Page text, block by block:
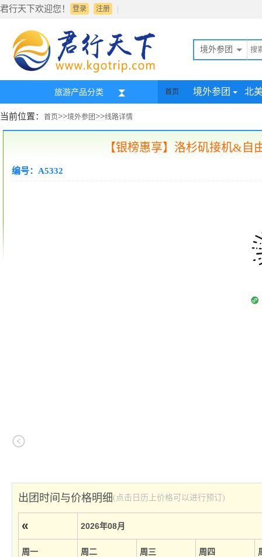
君行天下欢迎您！ 登录 |
注册
境外参团
旅游产品分类 首页 境外参团 北
当前位置： 首页>>境外参团>>线路详情
【银榜惠享】洛杉矶接机&
编号：A5332
出团时间与价格明细(点击日历上价格可以进行预订)
« 2026年08月
周一 周二 周三 周四